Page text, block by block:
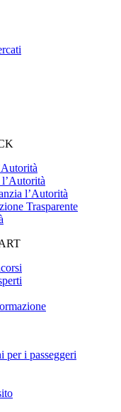
l’Autorità
Trasparente
per i passeggeri